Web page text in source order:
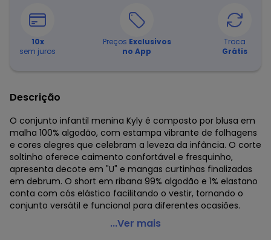
10x
sem juros
Preços Exclusivos
no App
Troca
Grátis
Descrição
O conjunto infantil menina Kyly é composto por blusa em
malha 100% algodão, com estampa vibrante de folhagens
e cores alegres que celebram a leveza da infância. O corte
soltinho oferece caimento confortável e fresquinho,
apresenta decote em "U" e mangas curtinhas finalizadas
em debrum. O short em ribana 99% algodão e 1% elastano
conta com cós elástico facilitando o vestir, tornando o
conjunto versátil e funcional para diferentes ocasiões.
Kyly - Conjunto Infantil Menina Estampado Rosa
...Ver mais